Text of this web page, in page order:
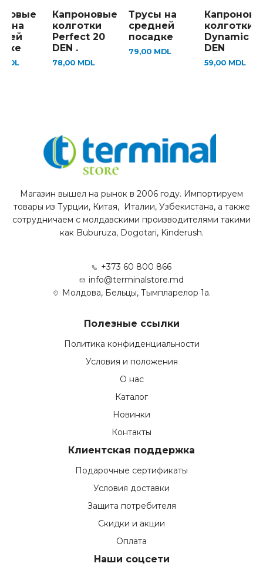
на
MDL
Капроновые
колготки
Perfect 20
DEN .
78,00 MDL
Трусы на
средней
посадке
79,00 MDL
колготки
Dynamic
DEN
59,00 MDL
Магазин вышел на рынок в 2006 году. Импортируем
товары из Турции, Китая, Италии, Узбекистана, а также
сотрудничаем с молдавскими производителями такими
как Buburuza, Dogotari, Kinderush.
+373 60 800 866
info@terminalstore.md
Молдова, Бельцы, Тымпларелор 1а.
Полезные ссылки
Политика конфиденциальности
Условия и положения
О нас
Каталог
Новинки
Контакты
Клиентская поддержка
Подарочные сертификаты
Условия доставки
Защита потребителя
Скидки и акции
Оплата
Наши соцсети